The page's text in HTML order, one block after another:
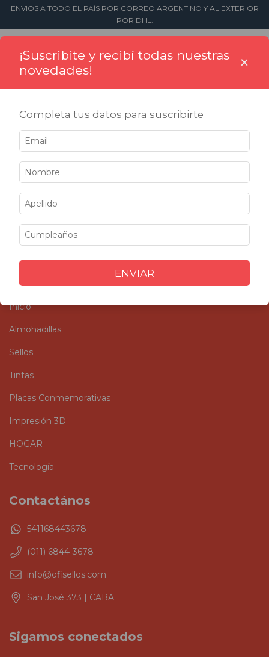
ENVIOS A TODO EL PAÍS POR CORREO ARGENTINO Y AL EXTERIOR
POR DHL.
Inicio > Sellos > Numeradores > Automáticos con placa
Automáticos con placa
No tenemos resultados para tu búsqueda. Por favor,
intentá con otros filtros.
Inicio
Almohadillas
Sellos
Tintas
Placas Conmemorativas
Impresión 3D
HOGAR
Tecnología
Contactános
541168443678
(011) 6844-3678
info@ofisellos.com
San José 373 | CABA
Sigamos conectados
¡Suscribite y recibí todas nuestras
novedades!
×
Completa tus datos para suscribirte
ENVIAR